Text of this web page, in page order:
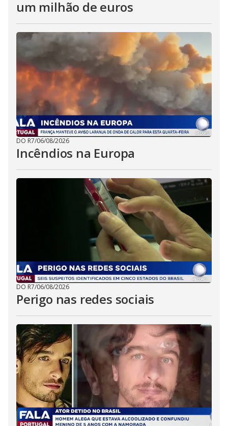
um milhão de euros
DO R7/06/08/2026
Incêndios na Europa
DO R7/06/08/2026
Perigo nas redes sociais